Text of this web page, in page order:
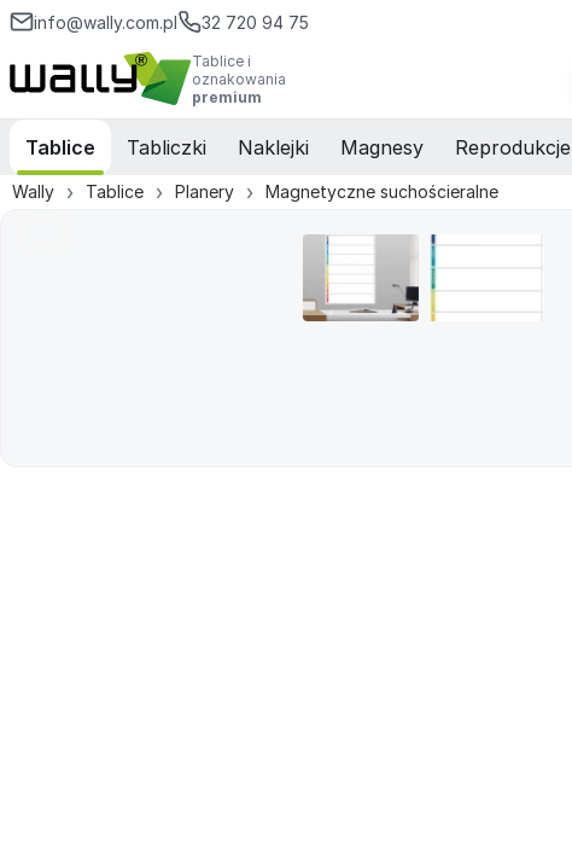
info@wally.com.pl 32 720 94 75
Tablice i
oznakowania
premium
Tablice Tabliczki Naklejki Magnesy Reprodukcje
Wally Tablice Planery Magnetyczne suchościeralne